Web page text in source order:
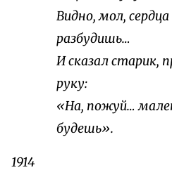
Видно, мол, сердца
разбудишь…
И сказал старик,
руку:
«На, пожуй…
будешь».
1914